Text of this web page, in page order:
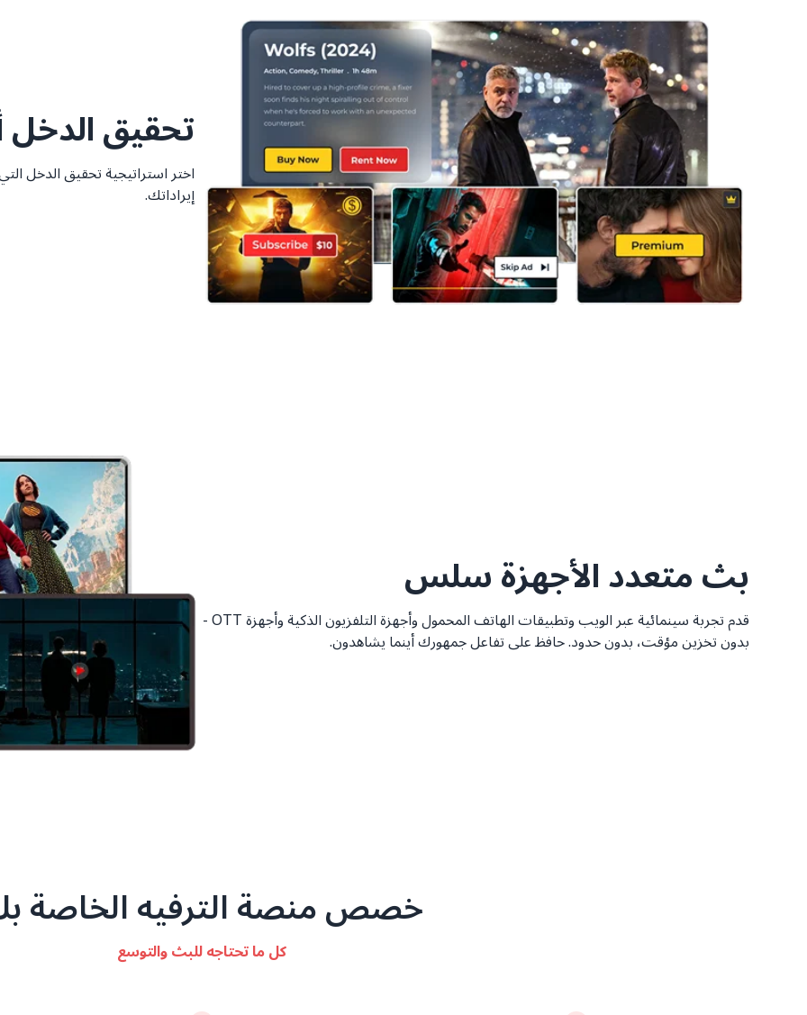
تحقيق
اختر استراتيجية تحقيق الدخل
إيراداتك.
بث متعدد الأجهزة سلس
قدم تجربة سينمائية عبر الويب وتطبيقات الهاتف المحمول وأجهزة التلفزيون الذكية وأجهزة OTT -
بدون تخزين مؤقت، بدون حدود. حافظ على تفاعل جمهورك أينما يشاهدون.
خصص منصة الترفيه الخاصة
كل ما تحتاجه للبث والتوسع